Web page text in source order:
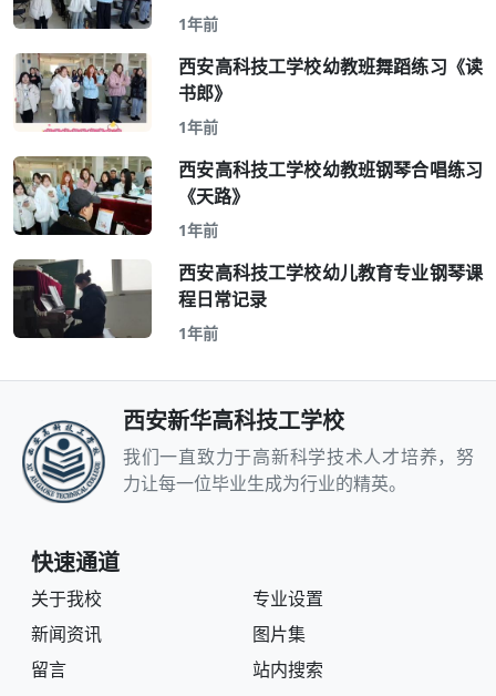
1年前
西安高科技工学校幼教班舞蹈练习《读
书郎》
1年前
西安高科技工学校幼教班钢琴合唱练习
《天路》
1年前
西安高科技工学校幼儿教育专业钢琴课
程日常记录
1年前
西安新华高科技工学校
我们一直致力于高新科学技术人才培养，努
力让每一位毕业生成为行业的精英。
快速通道
关于我校
专业设置
新闻资讯
图片集
留言
站内搜索